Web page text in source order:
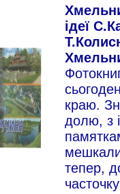
ідеї
краю.
долю, з
мешкали
тепер,